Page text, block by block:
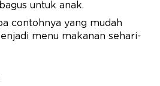
untuk anak.
contohnya yang mudah
menu makanan sehari-